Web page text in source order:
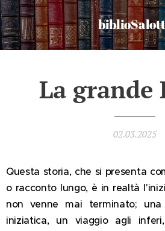
La grande
02.03.2025
Questa storia, che si presenta
o racconto lungo, è in realtà
non venne mai terminato;
iniziatica, un viaggio agli